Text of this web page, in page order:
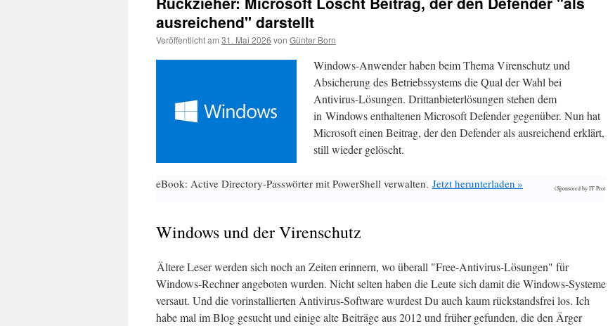
ausreichend" darstellt
Veröffentlicht am 31. Mai 2026 von Günter Born
Windows-Anwender haben beim Thema Virenschutz und
Absicherung des Betriebssystems die Qual der Wahl bei
Antivirus-Lösungen. Drittanbieterlösungen stehen dem
in Windows enthaltenen Microsoft Defender gegenüber. Nun hat
Microsoft einen Beitrag, der den Defender als ausreichend erklärt,
still wieder gelöscht.
eBook: Active Directory-Passwörter mit PowerShell verwalten. Jetzt herunterladen » (Sponsored by IT Pro)
Windows und der Virenschutz
Ältere Leser werden sich noch an Zeiten erinnern, wo überall "Free-Antivirus-Lösungen" für
Windows-Rechner angeboten wurden. Nicht selten haben die Leute sich damit die Windows-Systeme
versaut. Und die vorinstallierten Antivirus-Software wurdest Du auch kaum rückstandsfrei los. Ich
habe mal im Blog gesucht und einige alte Beiträge aus 2012 und früher gefunden, die den Ärger